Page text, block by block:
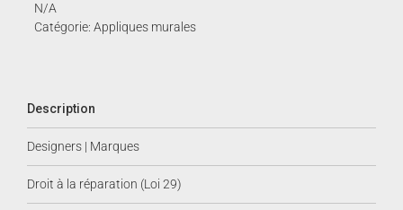
N/A
Catégorie: Appliques murales
Description
Designers | Marques
Droit à la réparation (Loi 29)